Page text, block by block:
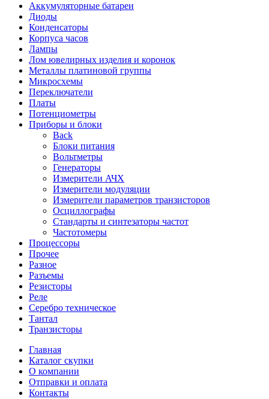
Аккумуляторные батареи
Диоды
Конденсаторы
Корпуса часов
Лампы
Лом ювелирных изделия и коронок
Металлы платиновой группы
Микросхемы
Переключатели
Платы
Потенциометры
Приборы и блоки
Back
Блоки питания
Вольтметры
Генераторы
Измерители АЧХ
Измерители модуляции
Измерители параметров транзисторов
Осциллографы
Стандарты и синтезаторы частот
Частотомеры
Процессоры
Прочее
Разное
Разъемы
Резисторы
Реле
Серебро техническое
Тантал
Транзисторы
Главная
Каталог скупки
О компании
Отправки и оплата
Контакты